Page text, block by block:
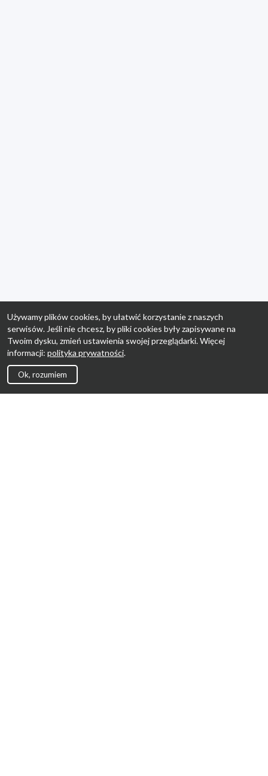
Używamy plików cookies, by ułatwić korzystanie z naszych
serwisów. Jeśli nie chcesz, by pliki cookies były zapisywane na
Twoim dysku, zmień ustawienia swojej przeglądarki. Więcej
informacji: polityka prywatności.
Ok, rozumiem